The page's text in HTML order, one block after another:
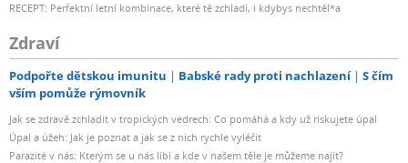
RECEPT: Perfektní letní kombinace, které tě zchladí, i kdybys nechtěl*a
Zdraví
Podpořte dětskou imunitu Babské rady proti nachlazení
S čím
vším pomůže rýmovník
Jak se zdravě zchladit v tropických vedrech: Co pomáhá a kdy už riskujete úpal
Úpal a úžeh: Jak je poznat a jak se z nich rychle vyléčit
Parazité v nás: Kterým se u nás líbí a kde v našem těle je můžeme najít?